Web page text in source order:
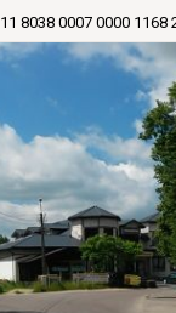
11 8038 0007 0000